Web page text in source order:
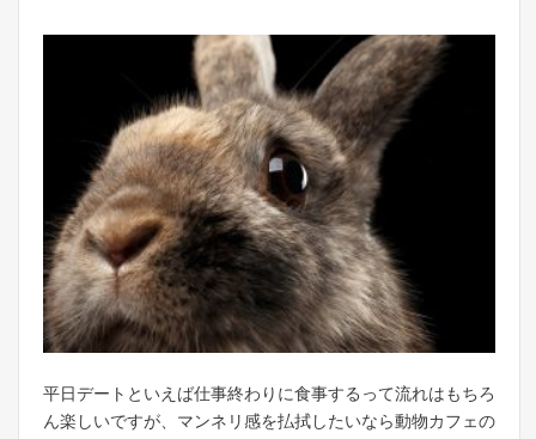
平日デートといえば仕事終わりに食事するって流れはもちろ
ん楽しいですが、マンネリ感を払拭したいなら動物カフェの